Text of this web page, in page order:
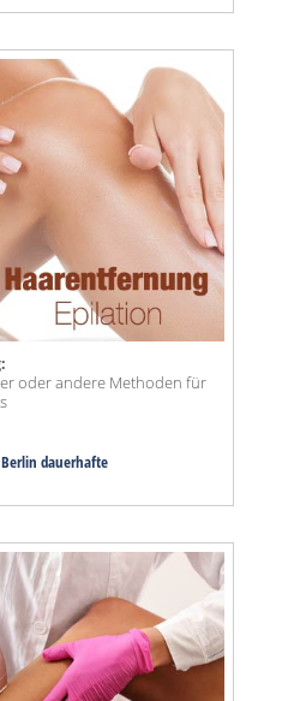
oder andere Methoden für
dauerhafte